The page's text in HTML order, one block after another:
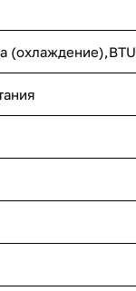
(охлаждение),BTU